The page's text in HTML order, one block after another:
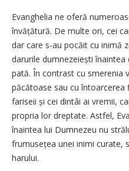
Evanghelia ne oferă
învățătură. De multe ori, cei
dar care s‑au pocăit cu inimă
darurile dumnezeiești
pată. În contrast cu smerenia
păcătoase sau cu
fariseii și cei dintâi ai vremii,
propria lor dreptate. Astfel,
înaintea lui Dumnezeu nu
frumusețea unei inimi curate,
harului.